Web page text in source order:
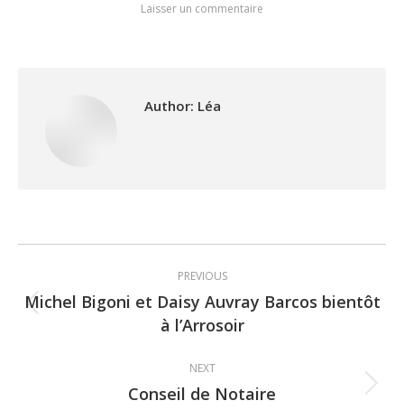
Laisser un commentaire
Author: Léa
navigation
PREVIOUS
Previous
post:
Michel Bigoni et Daisy Auvray Barcos bientôt
à l’Arrosoir
NEXT
Next
Conseil de Notaire